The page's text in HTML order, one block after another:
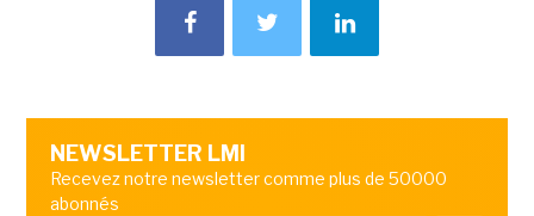
NEWSLETTER LMI
Recevez notre newsletter comme plus de 50000
abonnés